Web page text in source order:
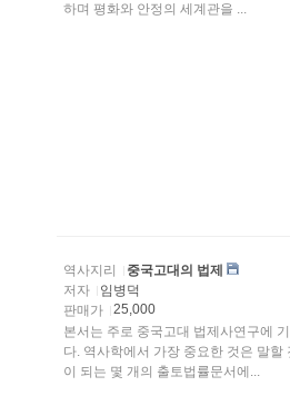
하며 평화와 안정의 세계관을 ...
역사지리
중국고대의 법제
저자
임병덕
판매가
25,000
본서는 주로 중국고대 법제사연구에
다. 역사학에서 가장 중요한 것은 말
이 되는 몇 개의 출토법률문서에...